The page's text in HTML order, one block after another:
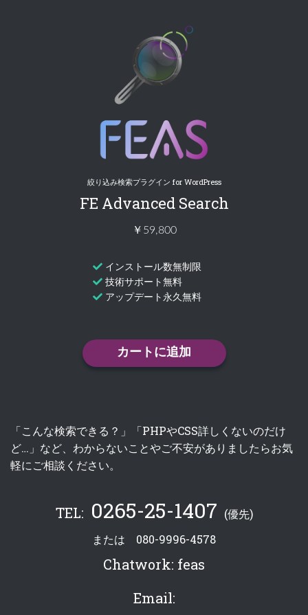
絞り込み検索プラグイン for WordPress
FE Advanced Search
￥59,800
インストール数無制限
技術サポート無料
アップデート永久無料
カートに追加
「こんな検索できる？」「PHPやCSS詳しくないのだけ
ど…」など、わからないことやご不安がありましたらお気
軽にご相談ください。
TEL: 0265-25-1407 (優先)
または 080-9996-4578
Chatwork: feas
Email: